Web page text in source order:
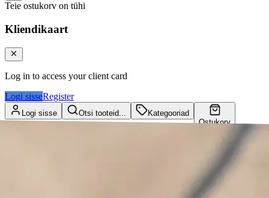
Teie ostukorv on tühi
Kliendikaart
Log in to access your client card
Logi sisseRegister
Logi sisse Otsi tooteid...
Kategooriad
Ostukorv